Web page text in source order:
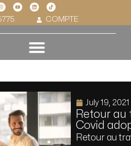
COMPTE
July 19, 2021
Retour au
Covid
Retour au